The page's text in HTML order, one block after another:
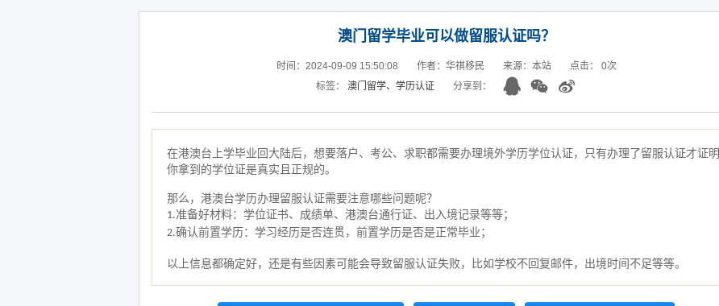
澳门留学毕业可以做留服认证吗？
时间：2024-09-09 15:50:08 作者：华祺移民 来源：本站 点击： 0次
标签： 澳门留学、学历认证 分享到：
在港澳台上学毕业回大陆后，想要落户、考公、求职都需要办理境外学历学位认证，只有办理了留服认证才证明
你拿到的学位证是真实且正规的。
那么，港澳台学历办理留服认证需要注意哪些问题呢？
1.准备好材料：学位证书、成绩单、港澳台通行证、出入境记录等等；
2.确认前置学历：学习经历是否连贯，前置学历是否是正常毕业；
以上信息都确定好，还是有些因素可能会导致留服认证失败，比如学校不回复邮件，出境时间不足等等。